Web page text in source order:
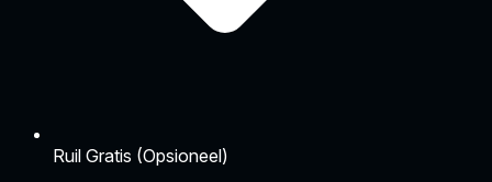
Ruil Gratis (Opsioneel)